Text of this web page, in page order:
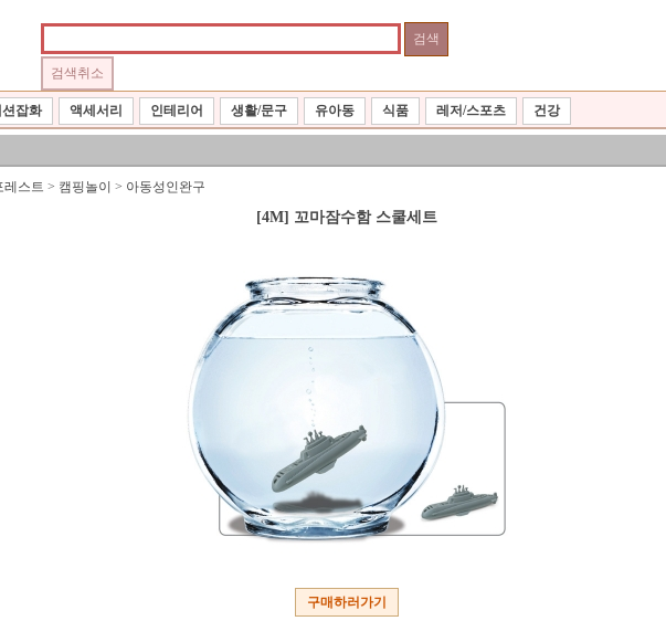
잡화 액세서리 인테리어 생활/문구 유아동 식품 레저/스포츠 건강
레스트 > 캠핑놀이 > 아동성인완구
[4M] 꼬마잠수함 스쿨세트
구매하러가기